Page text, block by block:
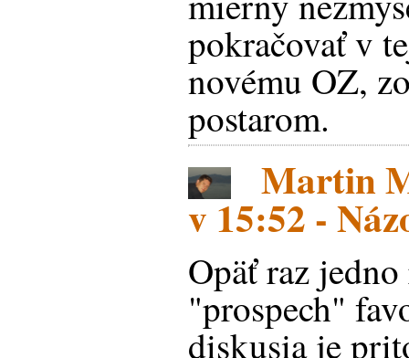
pokračovať v
novému OZ,
postarom.
Martin
v 15:52 -
Opäť raz
"prospech"
diskusia je